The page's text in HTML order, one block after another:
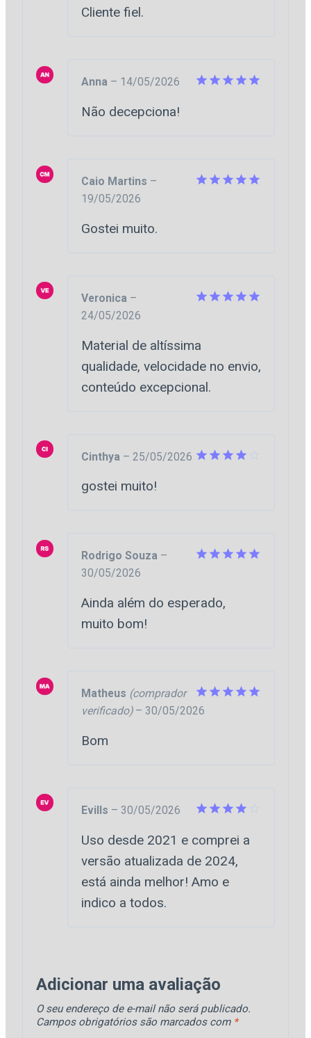
Cliente fiel.
Anna – 14/05/2026
Não decepciona!
Caio Martins –
19/05/2026
Gostei muito.
Veronica –
24/05/2026
Material de altíssima
qualidade, velocidade no envio,
conteúdo excepcional.
Cinthya – 25/05/2026
gostei muito!
Rodrigo Souza –
30/05/2026
Ainda além do esperado,
muito bom!
Avaliação
Matheus (comprador
verificado) – 30/05/2026
Bom
4de 5
EvilIs – 30/05/2026
Uso desde 2021 e comprei a
versão atualizada de 2024,
está ainda melhor! Amo e
indico a todos.
Adicionar uma avaliação
O seu endereço de e-mail não será publicado.
Campos obrigatórios são marcados com *